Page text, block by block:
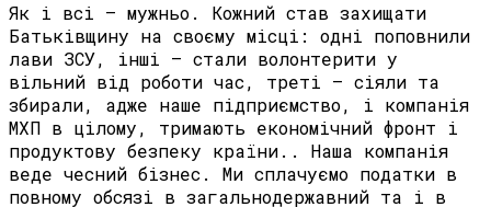
Як і всі – мужньо. Кожний став захищати
Батьківщину на своєму місці: одні поповнили
лави ЗСУ, інші – стали волонтерити у
вільний від роботи час, треті – сіяли та
збирали, адже наше підприємство, і компанія
МХП в цілому, тримають економічний фронт і
продуктову безпеку країни.. Наша компанія
веде чесний бізнес. Ми сплачуємо податки в
повному обсязі в загальнодержавний та і в